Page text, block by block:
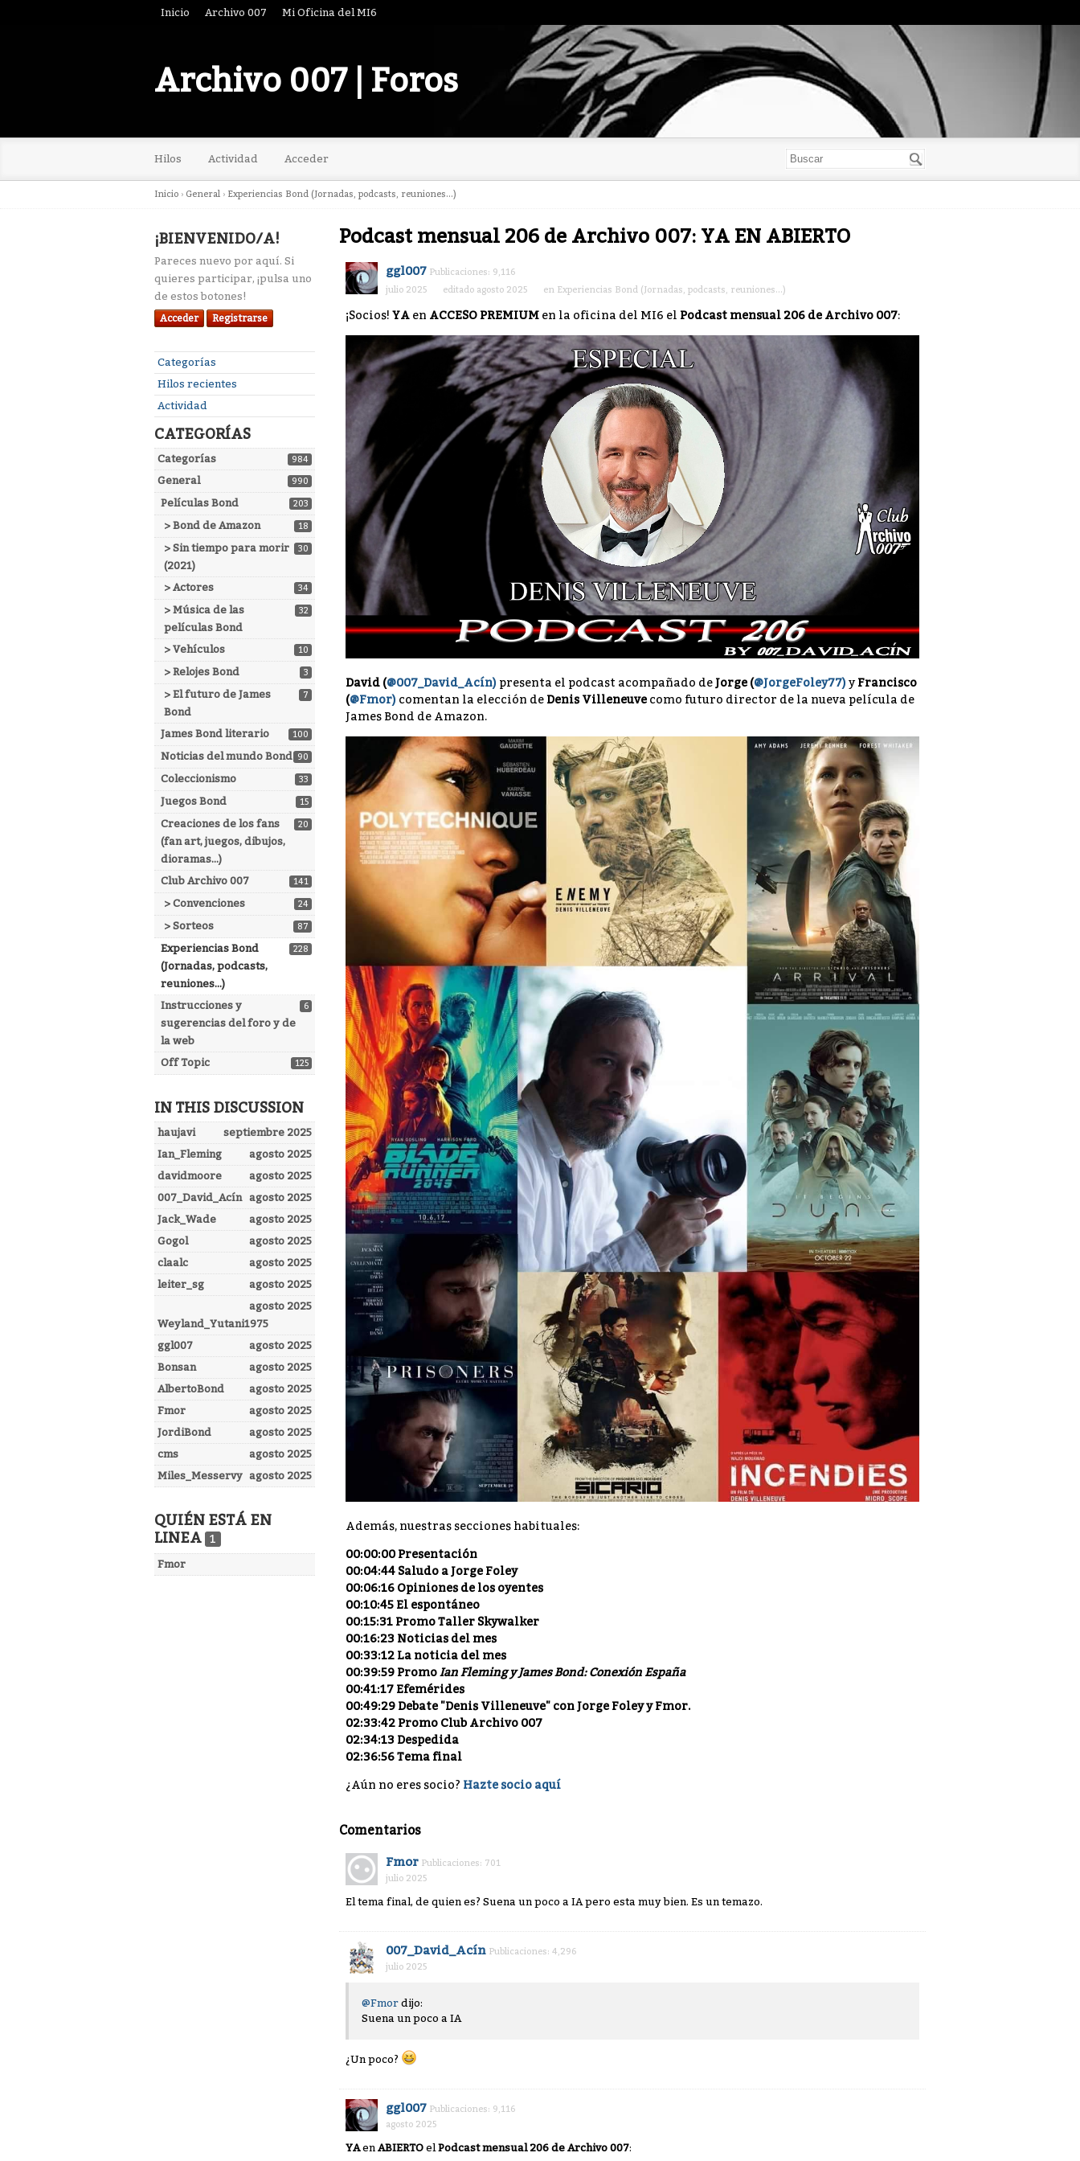
Inicio Archivo 007 Mi Oficina del MI6
Archivo 007 | Foros
Hilos Actividad Acceder
Inicio › General › Experiencias Bond (Jornadas, podcasts, reuniones...)
¡BIENVENIDO/A!
Pareces nuevo por aquí. Si
quieres participar, ¡pulsa uno
de estos botones!
Acceder Registrarse
Enlaces
rápidos
Categorías
Hilos recientes
Actividad
CATEGORÍAS
984
Categorías
990
General
203
Películas Bond
18
> Bond de Amazon
30
> Sin tiempo para morir
(2021)
34
> Actores
32
> Música de las
películas Bond
10
> Vehículos
3
> Relojes Bond
7
> El futuro de James
Bond
100
James Bond literario
90
Noticias del mundo Bond
33
Coleccionismo
15
Juegos Bond
20
Creaciones de los fans
(fan art, juegos, dibujos,
dioramas...)
141
Club Archivo 007
24
> Convenciones
87
> Sorteos
228
Experiencias Bond
(Jornadas, podcasts,
reuniones...)
6
Instrucciones y
sugerencias del foro y de
la web
125
Off Topic
IN THIS DISCUSSION
septiembre 2025
haujavi
agosto 2025
Ian_Fleming
agosto 2025
davidmoore
agosto 2025
007_David_Acín
agosto 2025
Jack_Wade
agosto 2025
Gogol
agosto 2025
claalc
agosto 2025
leiter_sg
agosto 2025
Weyland_Yutani1975
agosto 2025
ggl007
agosto 2025
Bonsan
agosto 2025
AlbertoBond
agosto 2025
Fmor
agosto 2025
JordiBond
agosto 2025
cms
agosto 2025
Miles_Messervy
QUIÉN ESTÁ EN
LINEA 1
Fmor
Podcast mensual 206 de Archivo 007: YA EN ABIERTO
ggl007 Publicaciones: 9,116
julio 2025
editado agosto 2025 en Experiencias Bond (Jornadas, podcasts, reuniones...)
¡Socios! YA en ACCESO PREMIUM en la oficina del MI6 el Podcast mensual 206 de Archivo 007:
David (@007_David_Acín) presenta el podcast acompañado de Jorge (@JorgeFoley77) yFrancisco
(@Fmor) comentan la elección de Denis Villeneuve como futuro director de la nueva película de
James Bond de Amazon.
Además, nuestras secciones habituales:
00:00:00 Presentación
00:04:44 Saludo a Jorge Foley
00:06:16 Opiniones de los oyentes
00:10:45 El espontáneo
00:15:31 Promo Taller Skywalker
00:16:23 Noticias del mes
00:33:12 La noticia del mes
00:39:59 PromoIan Fleming y James Bond: Conexión España
00:41:17 Efemérides
00:49:29 Debate "Denis Villeneuve" con Jorge Foley y Fmor.
02:33:42 Promo Club Archivo 007
02:34:13 Despedida
02:36:56 Tema final
¿Aún no eres socio? Hazte socio aquí
Comentarios
Fmor Publicaciones: 701
julio 2025
El tema final, de quien es? Suena un poco a IA pero esta muy bien. Es un temazo.
007_David_Acín Publicaciones: 4,296
julio 2025
@Fmor dijo:
Suena un poco a IA
¿Un poco?
ggl007 Publicaciones: 9,116
agosto 2025
YAen ABIERTO elPodcast mensual 206 de Archivo 007: